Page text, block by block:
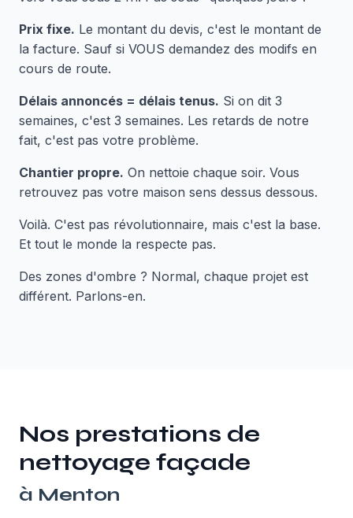
Prix fixe. Le montant du devis, c'est le montant de
la facture. Sauf si VOUS demandez des modifs en
cours de route.
Délais annoncés = délais tenus. Si on dit 3
semaines, c'est 3 semaines. Les retards de notre
fait, c'est pas votre problème.
Chantier propre. On nettoie chaque soir. Vous
retrouvez pas votre maison sens dessus dessous.
Voilà. C'est pas révolutionnaire, mais c'est la base.
Et tout le monde la respecte pas.
Des zones d'ombre ? Normal, chaque projet est
différent. Parlons-en.
Nos prestations de
nettoyage façade
à Menton